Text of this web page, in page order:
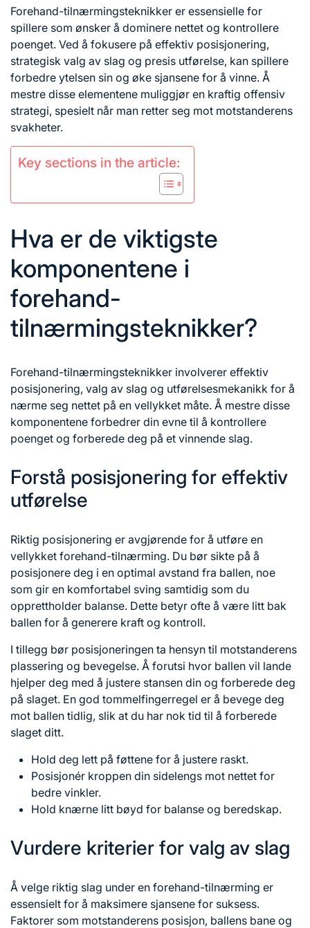
Forehand-tilnærmingsteknikker er essensielle for
spillere som ønsker å dominere nettet og kontrollere
poenget. Ved å fokusere på effektiv posisjonering,
strategisk valg av slag og presis utførelse, kan spillere
forbedre ytelsen sin og øke sjansene for å vinne. Å
mestre disse elementene muliggjør en kraftig offensiv
strategi, spesielt når man retter seg mot motstanderens
svakheter.
Key sections in the article:
Hva er de viktigste
komponentene i
forehand-
tilnærmingsteknikker?
Forehand-tilnærmingsteknikker involverer effektiv
posisjonering, valg av slag og utførelsesmekanikk for å
nærme seg nettet på en vellykket måte. Å mestre disse
komponentene forbedrer din evne til å kontrollere
poenget og forberede deg på et vinnende slag.
Forstå posisjonering for effektiv
utførelse
Riktig posisjonering er avgjørende for å utføre en
vellykket forehand-tilnærming. Du bør sikte på å
posisjonere deg i en optimal avstand fra ballen, noe
som gir en komfortabel sving samtidig som du
opprettholder balanse. Dette betyr ofte å være litt bak
ballen for å generere kraft og kontroll.
I tillegg bør posisjoneringen ta hensyn til motstanderens
plassering og bevegelse. Å forutsi hvor ballen vil lande
hjelper deg med å justere stansen din og forberede deg
på slaget. En god tommelfingerregel er å bevege deg
mot ballen tidlig, slik at du har nok tid til å forberede
slaget ditt.
Hold deg lett på føttene for å justere raskt.
Posisjonér kroppen din sidelengs mot nettet for
bedre vinkler.
Hold knærne litt bøyd for balanse og beredskap.
Vurdere kriterier for valg av slag
Å velge riktig slag under en forehand-tilnærming er
essensielt for å maksimere sjansene for suksess.
Faktorer som motstanderens posisjon, ballens bane og